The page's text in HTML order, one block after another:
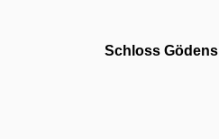
Schloss Gödens